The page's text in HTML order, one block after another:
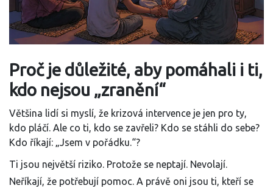
Proč je důležité, aby pomáhali i ti,
kdo nejsou „zranění“
Většina lidí si myslí, že krizová intervence je jen pro ty,
kdo pláčí. Ale co ti, kdo se zavřeli? Kdo se stáhli do sebe?
Kdo říkají: „Jsem v pořádku.“?
Ti jsou největší riziko. Protože se neptají. Nevolají.
Neříkají, že potřebují pomoc. A právě oni jsou ti, kteří se